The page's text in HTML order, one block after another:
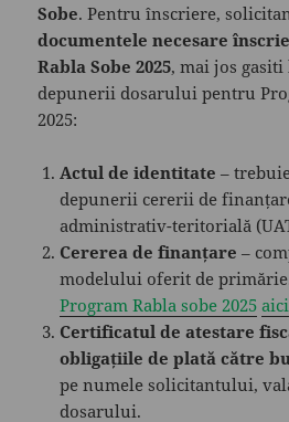
Sobe. Pentru înscriere,
documentele necesare
Rabla Sobe 2025, mai jos
depunerii dosarului pentru
2025:
Actul de identitate –
depunerii cererii de
administrativ-teritorială
Cererea de finanțare –
modelului oferit de
Program Rabla sobe 2025 aici
Certificatul de atestare
obligațiile de plată către
pe numele solicitantului,
dosarului.